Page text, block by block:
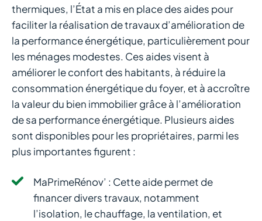
thermiques, l’État a mis en place des aides pour
faciliter la réalisation de travaux d’amélioration de
la performance énergétique, particulièrement pour
les ménages modestes. Ces aides visent à
améliorer le confort des habitants, à réduire la
consommation énergétique du foyer, et à accroître
la valeur du bien immobilier grâce à l’amélioration
de sa performance énergétique. Plusieurs aides
sont disponibles pour les propriétaires, parmi les
plus importantes figurent :
MaPrimeRénov’ : Cette aide permet de
financer divers travaux, notamment
l’isolation, le chauffage, la ventilation, et